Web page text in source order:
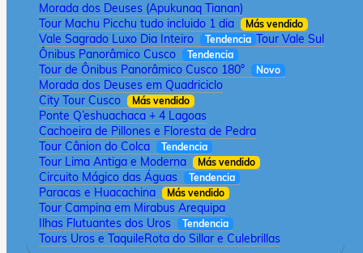
Morada dos Deuses (Apukunaq Tianan)
Tour Machu Picchu tudo incluido 1 dia
Más vendido
Vale Sagrado Luxo Dia Inteiro Tendencia Tour Vale Sul
Ônibus Panorâmico Cusco
Tendencia
Tour de Ônibus Panorâmico Cusco 180° Novo
Morada dos Deuses em Quadriciclo
City Tour Cusco
Más vendido
Ponte Q’eshuachaca + 4 Lagoas
Cachoeira de Pillones e Floresta de Pedra
Tour Cânion do Colca
Tendencia
Tour Lima Antiga e Moderna Más vendido
Circuito Mágico das Águas Tendencia
Paracas e Huacachina Más vendido
Tour Campina em Mirabus Arequipa
Ilhas Flutuantes dos Uros
Tendencia
Tours Uros e TaquileRota do Sillar e Culebrillas